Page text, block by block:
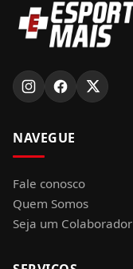
NAVEGUE
Fale conosco
Quem Somos
Seja um Colaborador